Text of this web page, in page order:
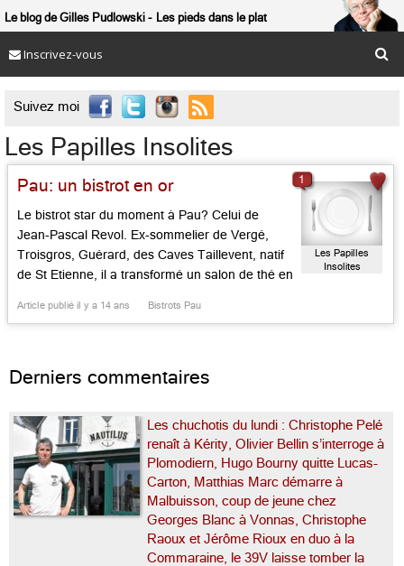
Le blog de Gilles Pudlowski Les pieds dans le plat
Inscrivez-vous
Suivez moi 
Les Papilles Insolites
Pau: un bistrot en or
Le bistrot star du moment à Pau? Celui de
Jean-Pascal Revol. Ex-sommelier de Vergé,
Troisgros, Guérard, des Caves Taillevent, natif
de St Etienne, il a transformé un salon de thé en
mobilier de récup’, parquet brut, tables en bois,
Article publié il y a 14 ans Bistrots Pau
Les Papilles
Insolites
1
Derniers commentaires
Les chuchotis du lundi : Christophe Pelé
renaît à Kérity, Olivier Bellin s’interroge à
Plomodiern, Hugo Bourny quitte Lucas-
Carton, Matthias Marc démarre à
Malbuisson, coup de jeune chez
Georges Blanc à Vonnas, Christophe
Raoux et Jérôme Rioux en duo à la
Commaraine, le 39V laisse tomber la